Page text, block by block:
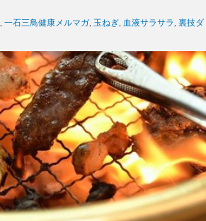
一石三鳥健康メルマガ 玉ねぎ 血液サラサラ
裏技ダ